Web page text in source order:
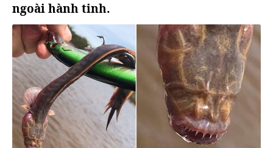
ngoài hành tinh.